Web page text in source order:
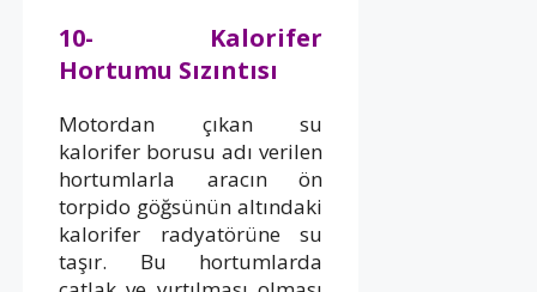
10- Kalorifer
Hortumu Sızıntısı
Motordan çıkan su
kalorifer borusu adı verilen
hortumlarla aracın ön
torpido göğsünün altındaki
kalorifer radyatörüne su
taşır. Bu hortumlarda